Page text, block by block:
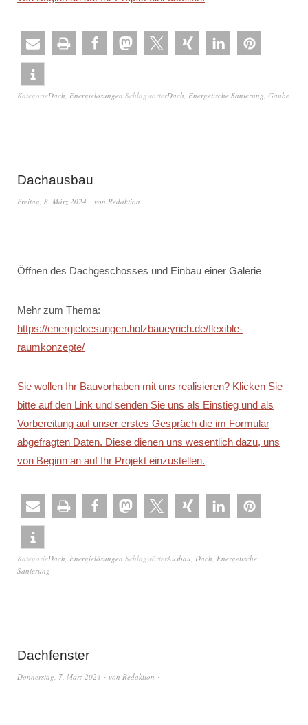
KategorieDach Energielösungen SchlagwörterDach Energetische Sanierung Gaube
Dachausbau
Freitag, 8. März 2024 von Redaktion
Öffnen des Dachgeschosses und Einbau einer Galerie
Mehr zum Thema:
https://energieloesungen.holzbaueyrich.de/flexible-
raumkonzepte/
Sie wollen Ihr Bauvorhaben mit uns realisieren? Klicken Sie
bitte auf den Link und senden Sie uns als Einstieg und als
Vorbereitung auf unser erstes Gespräch die im Formular
abgefragten Daten. Diese dienen uns wesentlich dazu, uns
von Beginn an auf Ihr Projekt einzustellen.
KategorieDach Energielösungen SchlagwörterAusbau Dach Energetische
Sanierung
Dachfenster
Donnerstag, 7. März 2024 von Redaktion